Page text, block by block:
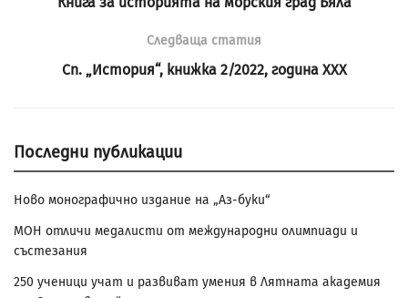
Следваща статия
Сп. „История“, книжка 2/2022, година XXX
Последни публикации
Ново монографично издание на „Аз-буки“
МОН отличи медалисти от международни олимпиади и
състезания
250 ученици учат и развиват умения в Лятната академия